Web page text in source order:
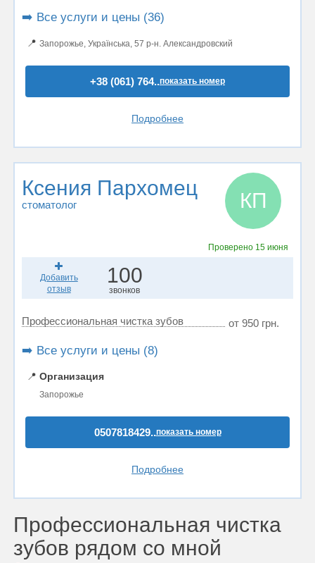
➡️ Все услуги и цены (36)
📍 Запорожье, Українська, 57 р-н. Александровский
+38 (061) 764..показать номер
Подробнее
Ксения Пархомец
стоматолог КП
Проверено 15 июня
Добавить
отзыв
100
звонков
Профессиональная чистка зубов от 950 грн.
➡️ Все услуги и цены (8)
📍 Организация
Запорожье
0507818429..показать номер
Подробнее
Профессиональная чистка
зубов рядом со мной